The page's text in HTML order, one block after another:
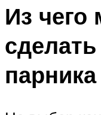
Из чего
парника